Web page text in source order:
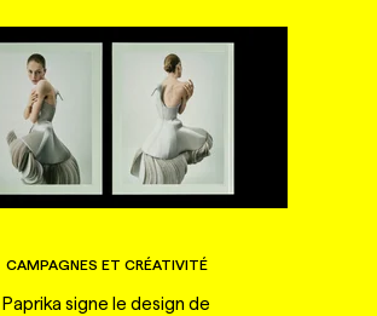
CAMPAGNES ET CRÉATIVITÉ
Paprika signe le design de